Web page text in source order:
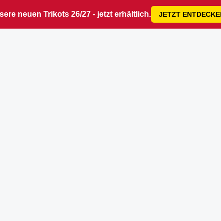
neuen Trikots 26/27 - jetzt erhältlich. JETZT